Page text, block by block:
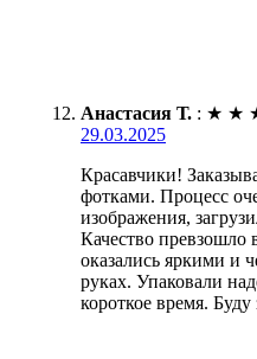
Анастасия Т. : ★ ★
29.03.2025
Красавчики!
фотками. Процесс
изображения,
Качество
оказались яркими и
руках. Упаковали
короткое время.